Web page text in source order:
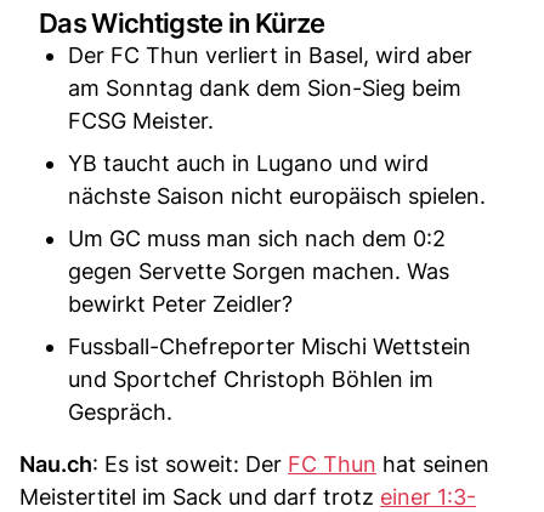
Das Wichtigste in Kürze
Der FC Thun verliert in Basel, wird aber
am Sonntag dank dem Sion-Sieg beim
FCSG Meister.
YB taucht auch in Lugano und wird
nächste Saison nicht europäisch spielen.
Um GC muss man sich nach dem 0:2
gegen Servette Sorgen machen. Was
bewirkt Peter Zeidler?
Fussball-Chefreporter Mischi Wettstein
und Sportchef Christoph Böhlen im
Gespräch.
Nau.ch: Es ist soweit: Der FC Thun hat seinen
Meistertitel im Sack und darf trotz einer 1:3-